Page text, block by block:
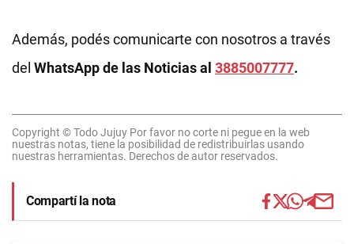
Además, podés comunicarte con nosotros a través
del WhatsApp de las Noticias al 3885007777.
Copyright © Todo Jujuy Por favor no corte ni pegue en la web
nuestras notas, tiene la posibilidad de redistribuirlas usando
nuestras herramientas. Derechos de autor reservados.
Compartí la nota